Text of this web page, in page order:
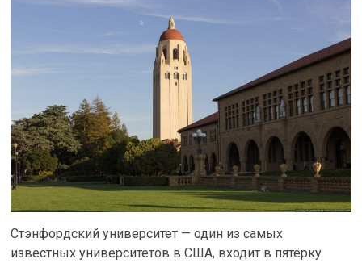
Стэнфордский университет — один из самых
известных университетов в США, входит в пятёрку